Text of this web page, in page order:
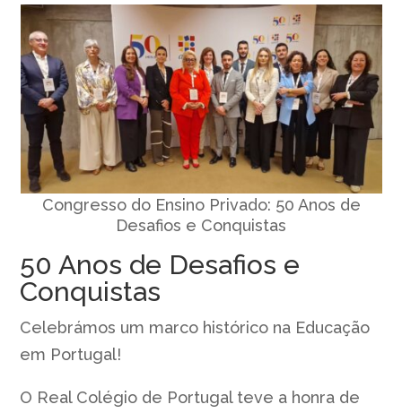
Congresso do Ensino Privado: 50 Anos de
Desafios e Conquistas
50 Anos de Desafios e
Conquistas
Celebrámos um marco histórico na Educação
em Portugal!
O Real Colégio de Portugal teve a honra de